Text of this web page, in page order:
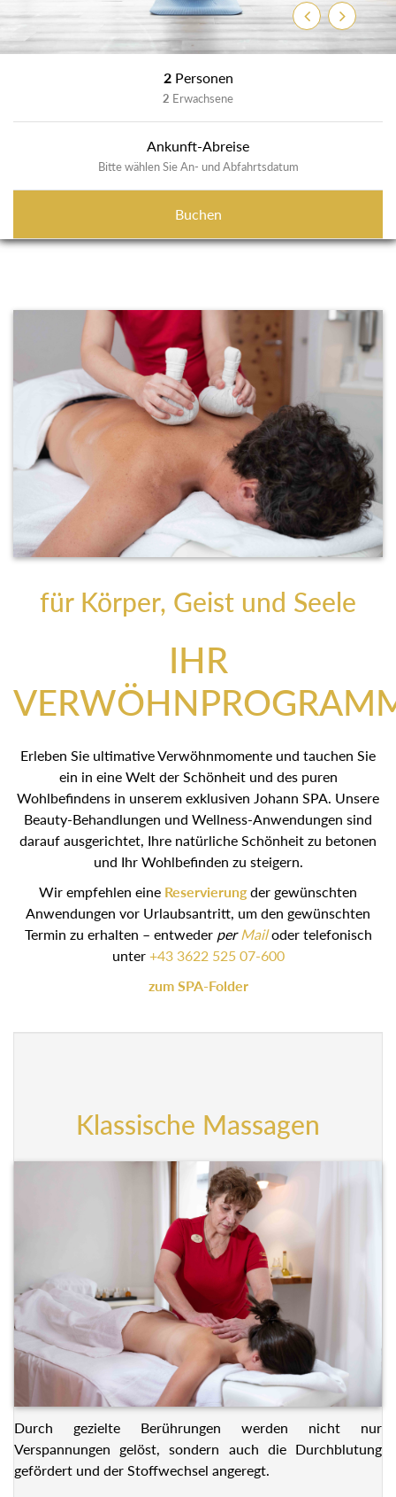
ZurückWeiter
2 Personen
2 Erwachsene
Ankunft-Abreise
Bitte wählen Sie An- und Abfahrtsdatum
Buchen
für Körper, Geist und Seele
IHR
Erleben Sie ultimative Verwöhnmomente und tauchen Sie
ein in eine Welt der Schönheit und des puren
Wohlbefindens in unserem exklusiven Johann SPA.
Unsere Beauty-Behandlungen und Wellness-
Anwendungen sind darauf ausgerichtet, Ihre natürliche
Schönheit zu betonen und Ihr Wohlbefinden zu steigern.
Wir empfehlen eineReservierungder gewünschten
Anwendungen vor Urlaubsantritt, um den gewünschten
Termin zu erhalten – entweder perMailoder telefonisch
unter +43 3622 525 07-600
zum SPA-Folder
Klassische Massagen
Durch gezielte Berührungen werden nicht nur
Verspannungen gelöst, sondern auch die Durchblutung
gefördert und der Stoffwechsel angeregt.